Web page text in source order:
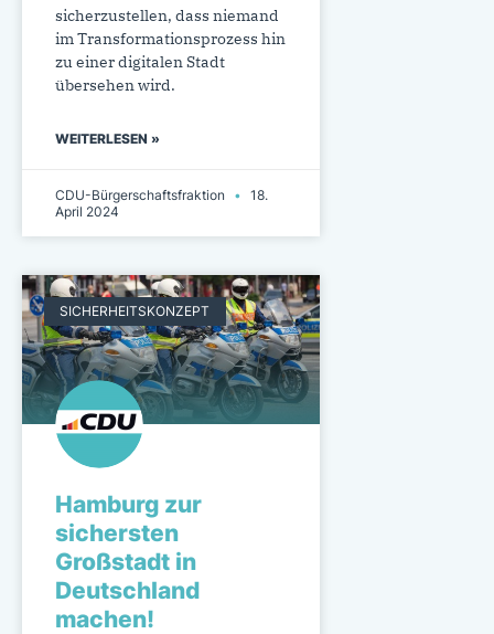
sicherzustellen, dass niemand
im Transformationsprozess hin
zu einer digitalen Stadt
übersehen wird.
WEITERLESEN »
CDU-Bürgerschaftsfraktion
18.
April 2024
SICHERHEITSKONZEPT
Hamburg zur
sichersten
Großstadt in
Deutschland
machen!